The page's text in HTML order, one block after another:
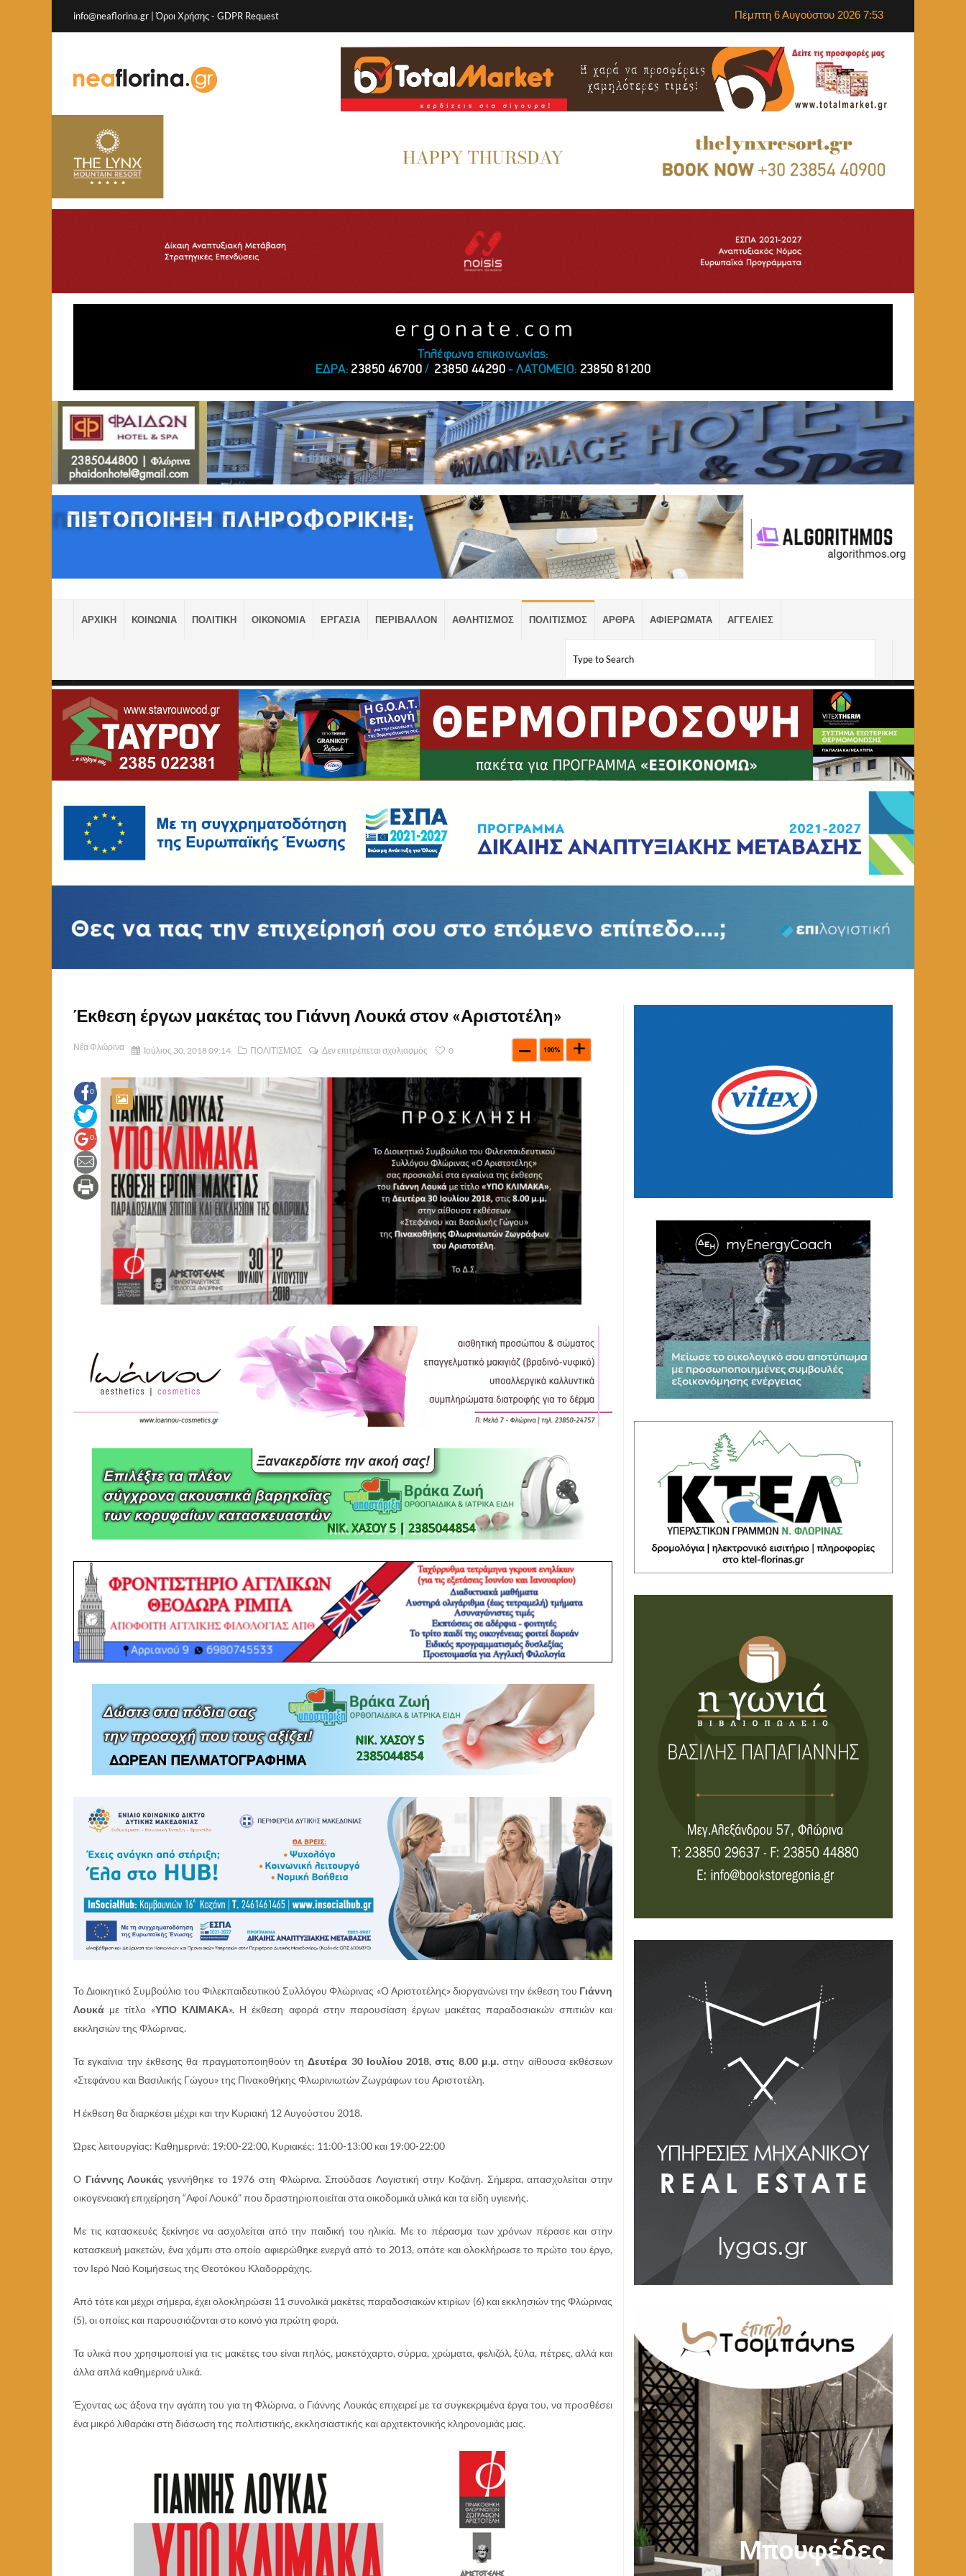
info@neaflorina.gr |Όροι Χρήσης- GDPR Request Πέμπτη 6 Αυγούστου 2026 7:53
ΑΡΧΙΚΗ ΚΟΙΝΩΝΙΑ ΠΟΛΙΤΙΚΗ ΟΙΚΟΝΟΜΙΑ ΕΡΓΑΣΙΑ ΠΕΡΙΒΑΛΛΟΝ ΑΘΛΗΤΙΣΜΟΣ ΠΟΛΙΤΙΣΜΟΣ ΑΡΘΡΑ ΑΦΙΕΡΩΜΑΤΑ ΑΓΓΕΛΙΕΣ
Έκθεση έργων μακέτας του Γιάννη Λουκά στον «Αριστοτέλη»
Νέα Φλώρινα Ιούλιος 30, 2018 09:14 ΠΟΛΙΤΙΣΜΟΣ Δεν επιτρέπεται σχολιασμός 0
0
0
Το Διοικητικό Συμβούλιο του Φιλεκπαιδευτικού Συλλόγου Φλώρινας «Ο Αριστοτέλης» διοργανώνει την έκθεση του Γιάννη
Λουκά με τίτλο «ΥΠΟ ΚΛΙΜΑΚΑ». Η έκθεση αφορά στην παρουσίαση έργων μακέτας παραδοσιακών σπιτιών και
εκκλησιών της Φλώρινας.
Τα εγκαίνια την έκθεσης θα πραγματοποιηθούν τηΔευτέρα 30 Ιουλίου 2018, στις 8.00 μ.μ. στην αίθουσα εκθέσεων
«Στεφάνου και Βασιλικής Γώγου» της Πινακοθήκης Φλωρινιωτών Ζωγράφων του Αριστοτέλη.
Η έκθεση θα διαρκέσει μέχρι και την Κυριακή 12 Αυγούστου 2018.
Ώρες λειτουργίας: Καθημερινά: 19:00-22:00, Κυριακές: 11:00-13:00 και 19:00-22:00
Ο Γιάννης Λουκάς γεννήθηκε το 1976 στη Φλώρινα. Σπούδασε Λογιστική στην Κοζάνη. Σήμερα, απασχολείται στην
οικογενειακή επιχείρηση “Αφοί Λουκά” που δραστηριοποιείται στα οικοδομικά υλικά και τα είδη υγιεινής.
Με τις κατασκευές ξεκίνησε να ασχολείται από την παιδική του ηλικία. Με το πέρασμα των χρόνων πέρασε και στην
κατασκευή μακετών, ένα χόμπι στο οποίο αφιερώθηκε ενεργά από το 2013, οπότε και ολοκλήρωσε το πρώτο του έργο,
τον Ιερό Ναό Κοιμήσεως της Θεοτόκου Κλαδορράχης.
Από τότε και μέχρι σήμερα, έχει ολοκληρώσει 11 συνολικά μακέτες παραδοσιακών κτιρίων (6) και εκκλησιών της Φλώρινας
(5), οι οποίες και παρουσιάζονται στο κοινό για πρώτη φορά.
Τα υλικά που χρησιμοποιεί για τις μακέτες του είναι πηλός, μακετόχαρτο, σύρμα, χρώματα, φελιζόλ, ξύλα, πέτρες, αλλά και
άλλα απλά καθημερινά υλικά.
Έχοντας ως άξονα την αγάπη του για τη Φλώρινα, ο Γιάννης Λουκάς επιχειρεί με τα συγκεκριμένα έργα του, να προσθέσει
ένα μικρό λιθαράκι στη διάσωση της πολιτιστικής, εκκλησιαστικής και αρχιτεκτονικής κληρονομιάς μας.